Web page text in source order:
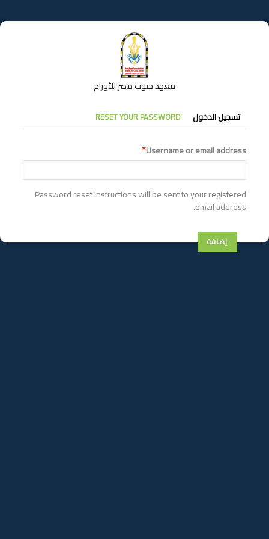
إلى
المحتوى
معهد جنوب مصر للأورام
التبويبات
الأساسية
تسجيل الدخول RESET YOUR PASSWORD
Username or email address
Password reset instructions will be sent to your registered
email address.